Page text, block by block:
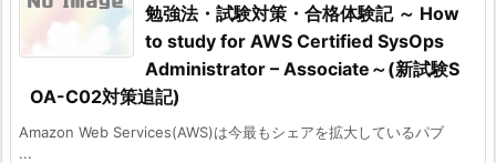
勉強法・試験対策・合格体験記 ～ How
to study for AWS Certified SysOps
Administrator – Associate～(新試験S
OA-C02対策追記)
Amazon Web Services(AWS)は今最もシェアを拡大しているパブ
...